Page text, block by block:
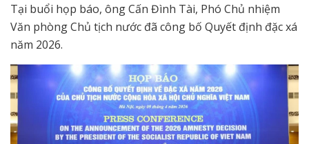
Tại buổi họp báo, ông Cấn Đình Tài, Phó Chủ nhiệm
Văn phòng Chủ tịch nước đã công bố Quyết định đặc xá
năm 2026.